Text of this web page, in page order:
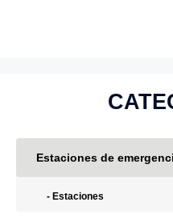
Estaciones de
Estaciones